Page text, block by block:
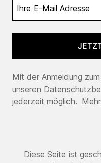
Mit der Anmeldung
unseren
jederzeit möglich.
Diese Seite ist